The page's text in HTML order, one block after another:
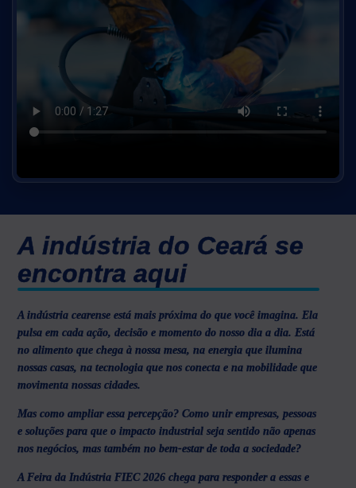
A indústria do Ceará se
encontra aqui
A indústria cearense está mais próxima do que você imagina. Ela
pulsa em cada ação, decisão e momento do nosso dia a dia. Está
no alimento que chega à nossa mesa, na energia que ilumina
nossas casas, na tecnologia que nos conecta e na mobilidade que
movimenta nossas cidades.
Mas como ampliar essa percepção? Como unir empresas, pessoas
e soluções para que o impacto industrial seja sentido não apenas
nos negócios, mas também no bem-estar de toda a sociedade?
A Feira da Indústria FIEC 2026 chega para responder a essas e